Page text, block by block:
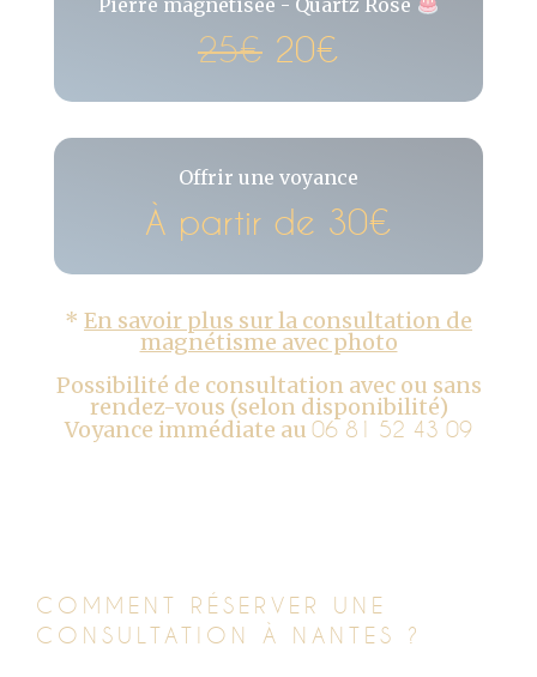
Pierre magnétisée - Quartz Rose
25€ 20€
Offrir une voyance
À partir de 30€
* En savoir plus sur la consultation de
magnétisme avec photo
Possibilité de consultation avec ou sans
rendez-vous (selon disponibilité)
Voyance immédiate au 06 81 52 43 09
COMMENT RÉSERVER UNE
CONSULTATION À NANTES ?